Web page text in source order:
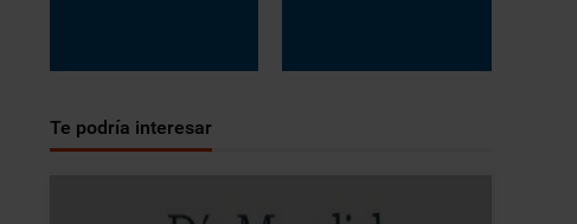
Te podría interesar